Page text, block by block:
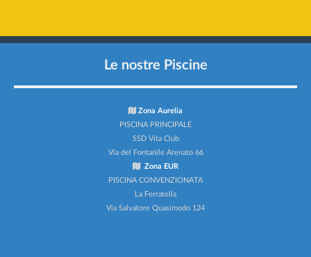
Le nostre Piscine
Zona Aurelia
PISCINA PRINCIPALE
SSD Vita Club
Via del Fontanile Arenato 66
Zona EUR
PISCINA CONVENZIONATA
La Ferratella
Via Salvatore Quasimodo 124